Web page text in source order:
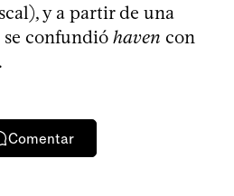
y a partir de una
confundió haven con
Comentar